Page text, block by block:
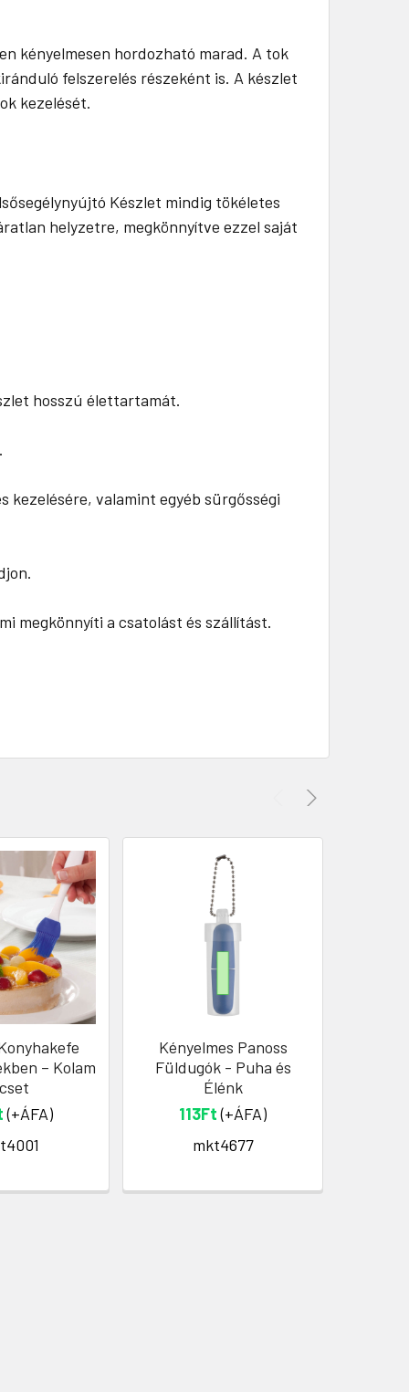
kényelmesen hordozható marad. A tok
felszerelés részeként is. A készlet
kezelését.
Készlet mindig tökéletes
helyzetre, megkönnyítve ezzel saját
hosszú élettartamát.
kezelésére, valamint egyéb sürgősségi
megkönnyíti a csatolást és szállítást.
– Kolam
(+ÁFA)
Kényelmes Panoss
Füldugók - Puha és
Élénk
113Ft(+ÁFA)
mkt4677